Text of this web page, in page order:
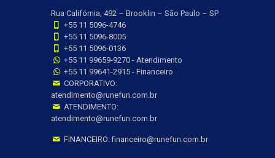
Rua Califórnia, 492 – Brooklin – São Paulo – SP
+55 11 5096-4746
+55 11 5096-8005
+55 11 5096-0136
+55 11 99659-9270 - Atendimento
+55 11 99641-2915 - Financeiro
CORPORATIVO:
atendimento@runefun.com.br
ATENDIMENTO:
atendimento@runefun.com.br
FINANCEIRO: financeiro@runefun.com.br